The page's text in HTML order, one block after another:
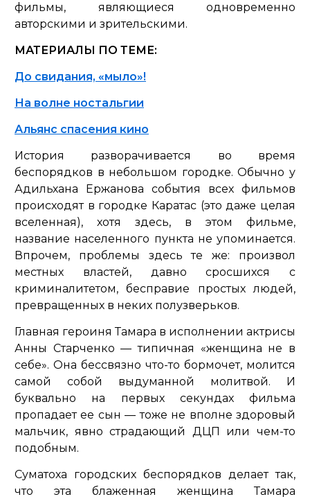
фильмы, являющиеся одновременно
авторскими и зрительскими.
МАТЕРИАЛЫ ПО ТЕМЕ:
До свидания, «мыло»!
На волне ностальгии
Альянс спасения кино
История разворачивается во время
беспорядков в небольшом городке. Обычно у
Адильхана Ержанова события всех фильмов
происходят в городке Каратас (это даже целая
вселенная), хотя здесь, в этом фильме,
название населенного пункта не упоминается.
Впрочем, проблемы здесь те же: произвол
местных властей, давно сросшихся с
криминалитетом, бесправие простых людей,
превращенных в неких полузверьков.
Главная героиня Тамара в исполнении актрисы
Анны Старченко — типичная «женщина не в
себе». Она бессвязно что-то бормочет, молится
самой собой выдуманной молитвой. И
буквально на первых секундах фильма
пропадает ее сын — тоже не вполне здоровый
мальчик, явно страдающий ДЦП или чем-то
подобным.
Суматоха городских беспорядков делает так,
что эта блаженная женщина Тамара